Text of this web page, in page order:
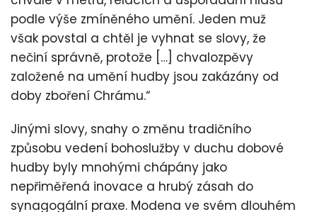
podle výše zmíněného umění. Jeden muž
však povstal a chtěl je vyhnat se slovy, že
nečiní správně, protože […] chvalozpěvy
založené na umění hudby jsou zakázány od
doby zboření Chrámu.“
Jinými slovy, snahy o změnu tradičního
způsobu vedení bohoslužby v duchu dobové
hudby byly mnohými chápány jako
nepřiměřená inovace a hrubý zásah do
synagogální praxe. Modena ve svém dlouhém